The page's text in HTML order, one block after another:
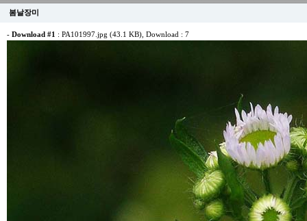
봄날장미
- Download #1 : PA101997.jpg (43.1 KB) , Download : 7